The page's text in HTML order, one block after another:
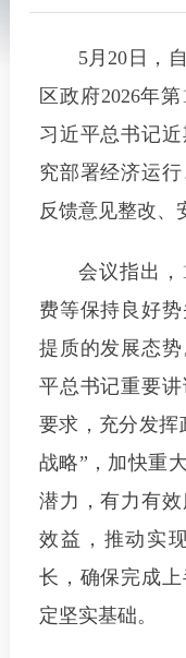
5月20日，
区政府2026年
习近平总书记
究部署经济运
反馈意见整改、
会议指出
费等保持良好
提质的发展态
平总书记重要
要求，充分发挥
战略”，加快重
潜力，有力有
效益，推动实
长，确保完成
定坚实基础。